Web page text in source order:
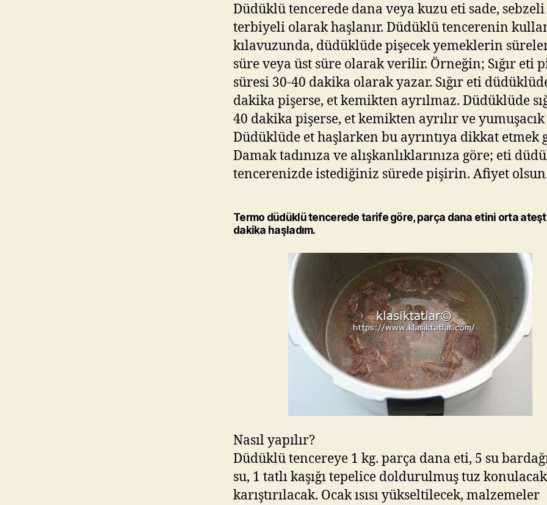
Düdüklü tencerede dana veya kuzu eti sade, sebzeli
terbiyeli olarak haşlanır. Düdüklü tencerenin
kılavuzunda, düdüklüde pişecek yemeklerin
süre veya üst süre olarak verilir. Örneğin; Sığır eti
süresi 30-40 dakika olarak yazar. Sığır eti
dakika pişerse, et kemikten ayrılmaz. Düdüklüde
40 dakika pişerse, et kemikten ayrılır ve
Düdüklüde et haşlarken bu ayrıntıya dikkat etmek
Damak tadınıza ve alışkanlıklarınıza göre; eti
tencerenizde istediğiniz sürede pişirin. Afiyet
Termo düdüklü tencerede tarife göre, parça dana etini orta
dakika haşladım.
Nasıl yapılır?
Düdüklü tencereye 1 kg. parça dana eti, 5 su
su, 1 tatlı kaşığı tepelice doldurulmuş tuz
karıştırılacak. Ocak ısısı yükseltilecek, malzemeler